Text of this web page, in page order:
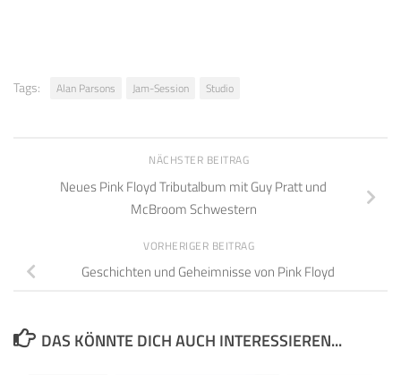
Tags: Alan Parsons Jam-Session Studio
NÄCHSTER BEITRAG
Neues Pink Floyd Tributalbum mit Guy Pratt und
McBroom Schwestern
VORHERIGER BEITRAG
Geschichten und Geheimnisse von Pink Floyd
DAS KÖNNTE DICH AUCH INTERESSIEREN...